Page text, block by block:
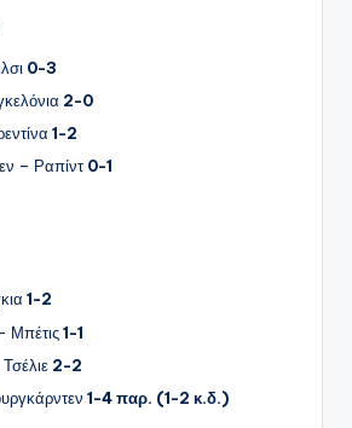
0-3
2-0
1-2
– Ραπίντ 0-1
1-2
Μπέτις1-1
2-2
1-4 παρ. (1-2 κ.δ.)